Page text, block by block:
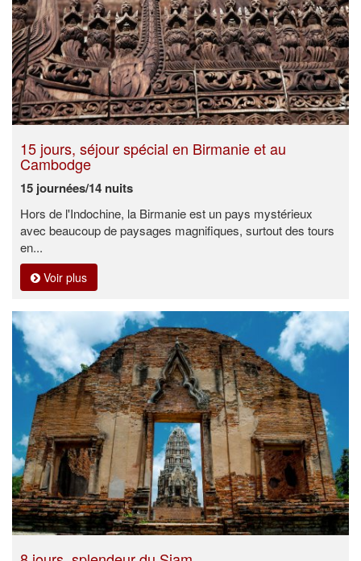
15 jours, séjour spécial en Birmanie et au
Cambodge
15 journées/14 nuits
Hors de l'Indochine, la Birmanie est un pays mystérieux
avec beaucoup de paysages magnifiques, surtout des tours
en...
Voir plus